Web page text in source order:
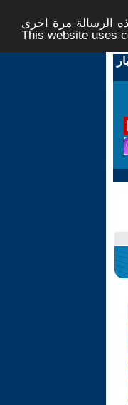
الرسالة مرة اخرى -
This website uses